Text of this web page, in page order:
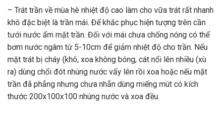
– Trát trần về mùa hè nhiệt độ cao làm cho vữa trát rất nhanh
khô đặc biệt là trần mái. Để khắc phục hiện tượng trên cần
tưới nước ẩm mặt trần. Đối với mái chưa chống nóng có thể
bơm nước ngâm từ 5-10cm để giảm nhiệt độ cho trần. Nếu
mặt trát bị cháy (khô, xoa không bóng, cát nổi lên nhiều (xù
ra) dùng chổi đót nhúng nước vẩy lên rồi xoa hoặc nếu mặt
trần đã phẳng nhưng chưa nhẵn dùng miếng mút có kích
thước 200x100x100 nhúng nước và xoa đều.